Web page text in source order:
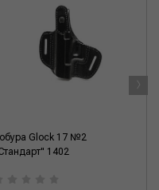
Glock 17 №2
1402
›